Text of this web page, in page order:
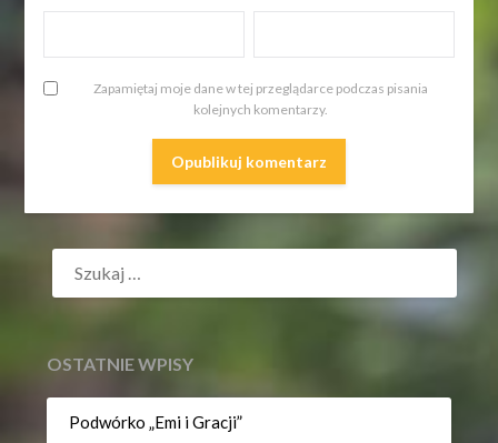
Zapamiętaj moje dane w tej przeglądarce podczas pisania
kolejnych komentarzy.
SZUKAJ:
OSTATNIE WPISY
Podwórko „Emi i Gracji”